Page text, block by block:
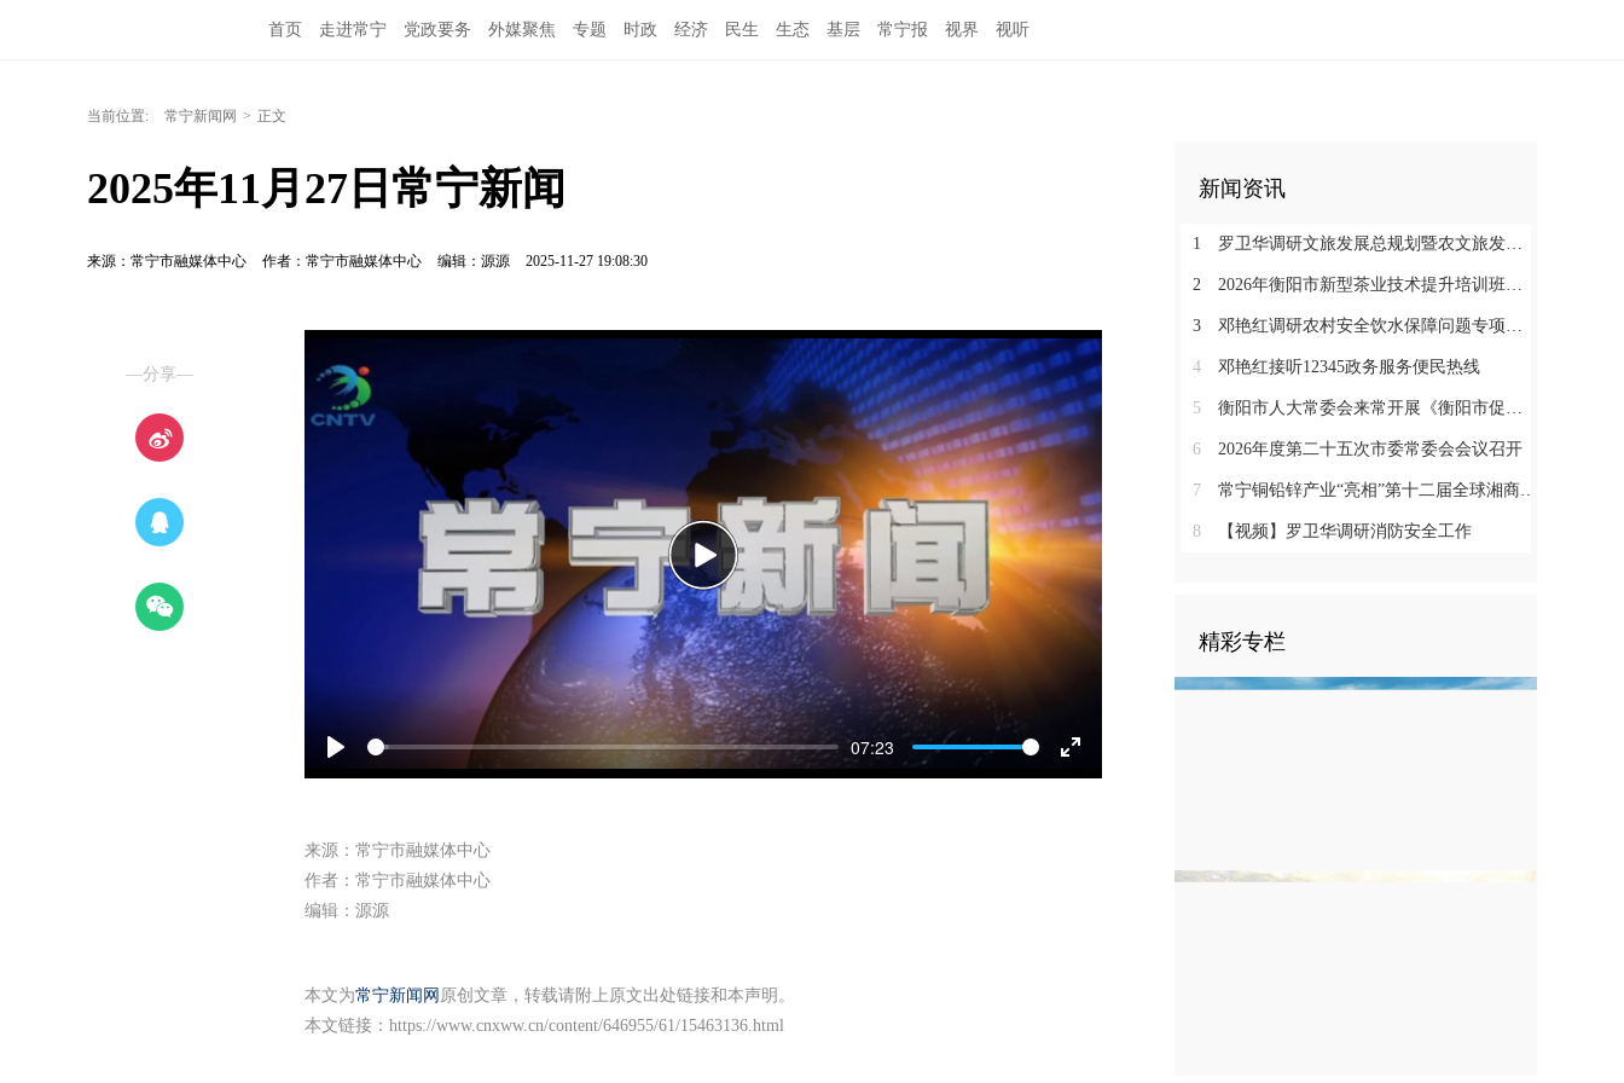
首页 走进常宁 党政要务 外媒聚焦 专题 时政 经济 民生 生态 基层 常宁报 视界 视听
当前位置: 常宁新闻网 > 正文
2025年11月27日常宁新闻
来源：常宁市融媒体中心 作者：常宁市融媒体中心 编辑：源源 2025-11-27 19:08:30
—分享—
Play
07:23
Enter
Play
来源：常宁市融媒体中心
作者：常宁市融媒体中心
编辑：源源
本文为常宁新闻网 原创文章，转载请附上原文出处链接和本声明。
本文链接： https://www.cnxww.cn/content/646955/61/15463136.html
新闻资讯
1 罗卫华调研文旅发展总规划暨农文旅发展工作
2 2026年衡阳市新型茶业技术提升培训班在塔山瑶族乡开班
3 邓艳红调研农村安全饮水保障问题专项整治和抗旱保水工作
4 邓艳红接听12345政务服务便民热线
5 衡阳市人大常委会来常开展《衡阳市促进中医药康养与文旅融合发展若干规定（草案）》立法调研
6 2026年度第二十五次市委常委会会议召开
7 常宁铜铅锌产业“亮相”第十二届全球湘商大会京津冀推介会
8 【视频】罗卫华调研消防安全工作
精彩专栏